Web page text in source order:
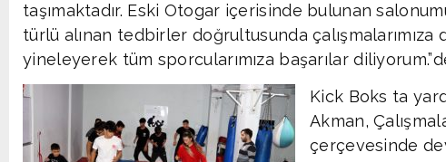
taşımaktadır. Eski Otogar içerisinde bulunan
türlü alınan tedbirler doğrultusunda çalışmalarımıza
yineleyerek tüm sporcularımıza başarılar
Kick Boks ta
Akman,
çerçevesinde